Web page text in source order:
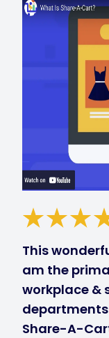
This
am the
workplace &
Share-A-